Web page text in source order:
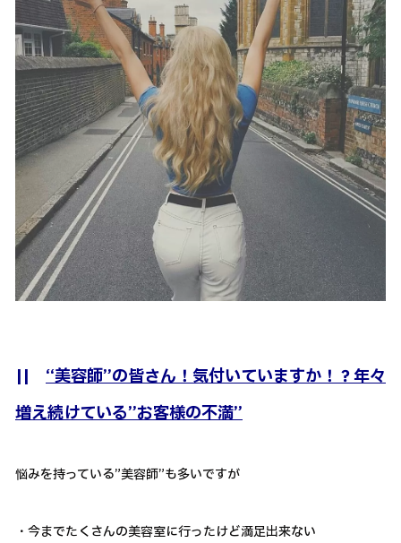
|| “美容師”の皆さん！気付いていますか！？年々
増え続けている”お客様の不満”
悩みを持っている”美容師”も多いですが
・今までたくさんの美容室に行ったけど満足出来ない